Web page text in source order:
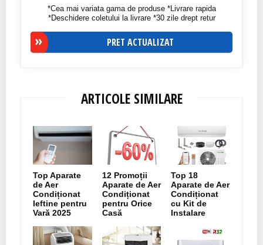
*Cea mai variata gama de produse *Livrare rapida
*Deschidere coletului la livrare *30 zile drept retur
PRET ACTUALIZAT
ARTICOLE SIMILARE
Top Aparate
de Aer
Condiționat
Ieftine pentru
Vară 2025
12 Promoții
Aparate de Aer
Condiționat
pentru Orice
Casă
Top 18
Aparate de Aer
Condiționat
cu Kit de
Instalare